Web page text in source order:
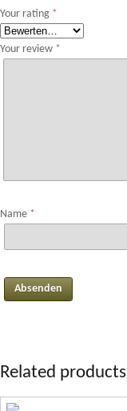
Your rating *
Your review *
Name *
Related products